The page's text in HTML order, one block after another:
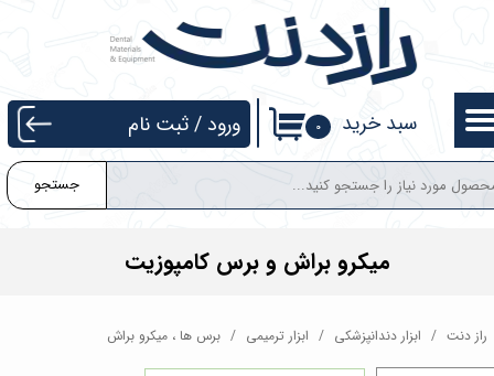
جستجو
۰ سبد خرید ورود /ثبت نام
حساب کاربری من
تغییر گذر واژه
سفارشات
خروج از حساب کاربری
میکرو براش و برس کامپوزیت
راز دنت ابزار دندانپزشکی ابزار ترمیمی برس ها ، میکرو براش